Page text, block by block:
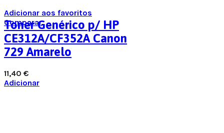
Adicionar aos favoritos
Comparar
Toner Genérico p/ HP
CE312A/CF352A Canon
729 Amarelo
11,40 €
Adicionar